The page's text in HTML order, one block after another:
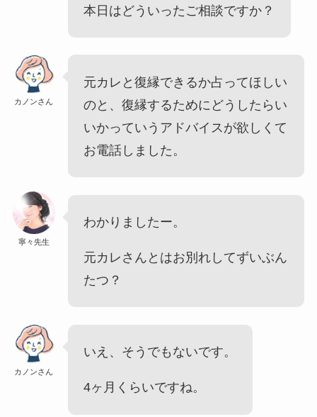
本日はどういったご相談ですか？
カノンさん
元カレと復縁できるか占ってほしい
のと、復縁するためにどうしたらい
いかっていうアドバイスが欲しくて
お電話しました。
寧々先生
わかりましたー。
元カレさんとはお別れしてずいぶん
たつ？
カノンさん
いえ、そうでもないです。
4ヶ月くらいですね。